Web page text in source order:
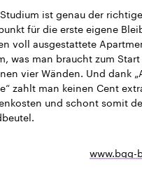
ist genau der richtige
für die erste eigene
voll ausgestattete
was man braucht zum
vier Wänden. Und dank
zahlt man keinen Cent
und schont somit
www.bgg-